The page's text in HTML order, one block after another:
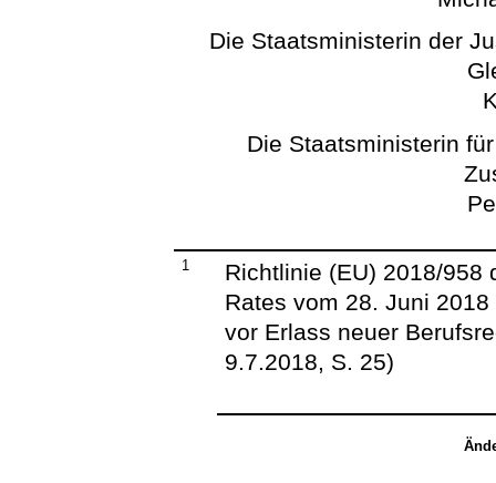
Die Staatsministerin der
Die Staatsministerin
1
Richtlinie (EU) 2018/958
Rates vom 28. Juni
vor Erlass neuer
9.7.2018, S. 25)